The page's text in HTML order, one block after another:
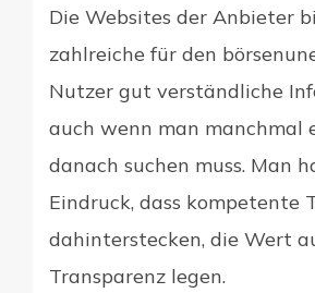
Die Websites der Anbieter
zahlreiche für den
Nutzer gut verständliche
auch wenn man manchmal
danach suchen muss. Man
Eindruck, dass kompetente
dahinterstecken, die Wert
Transparenz legen.